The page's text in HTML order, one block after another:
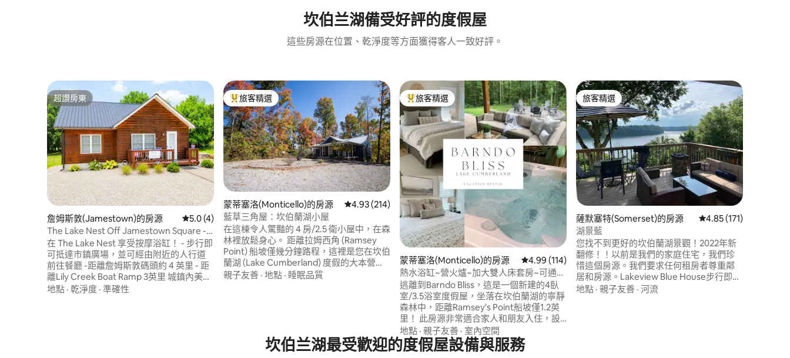
坎伯兰湖備受好評的度假屋
這些房源在位置、乾淨度等方面獲得客人一致好評。
超讚房東
超讚房東
詹姆斯敦(Jamestown)的房源 從 4 則評價中獲得 5.0 的平均評分（滿分 5 分）
5.0 (4)
The Lake Nest Off Jamestown Square -
配有按摩浴缸！
在 The Lake Nest 享受按摩浴缸！ - 步行即
可抵達市鎮廣場，並可經由附近的人行道
前往餐廳 -距離詹姆斯敦碼頭約 4 英里 - 距
離Lily Creek Boat Ramp 3英里 城鎮內美麗
的街區，靠近湖泊 - 2 間臥室，配備 3 張床
地點 · 乾淨度 · 準確性
旅客精選榜首
旅客精選
蒙蒂塞洛(Monticello)的房源 從 214 則評價中獲得 4.93 的平均評分（滿分 5 分）
4.93 (214)
藍草三角屋：坎伯蘭湖小屋
在這棟令人驚豔的 4 房/2.5 衛小屋中，在森
林裡放鬆身心。 距離拉姆西角 (Ramsey
Point) 船坡僅幾分鐘路程，這裡是您在坎伯
蘭湖 (Lake Cumberland) 度假的大本營。
可以帶船來；房源內有充足的停車位。 沒
內外一律禁止吸煙。
親子友善 · 地點 · 睡眠品質
旅客精選榜首
旅客精選
蒙蒂塞洛(Monticello)的房源 從 114 則評價中獲得 4.99 的平均評分（滿分 5 分）
4.99 (114)
熱水浴缸~營火爐~加大雙人床套房~可通往
湖畔
逃離到Barndo Bliss，這是一個新建的4臥
室/3.5浴室度假屋，坐落在坎伯蘭湖的寧靜
森林中，距離Ramsey's Point船坡僅1.2英
里！ 此房源非常適合家人和朋友入住，設
有兩間豪華的特大套房。 沒有船？無問
題！ 附近的海狸溪碼頭提供租賃服務。 在
大自然包圍的大火坑旁享受夜晚，非常適
地點 · 親子友善 · 室內空間
旅客精選
旅客精選
薩默塞特(Somerset)的房源 從 171 則評價中獲得
4.85 (171)
湖景藍
您找不到更好的坎伯蘭湖景觀！2022年新
翻修！！以前是我們的家庭住宅，我們珍
惜這個房源。我們要求任何租房者尊重鄰
居和房源。Lakeview Blue House步行即可
抵達坎伯蘭湖、幾間餐廳、加油站和一家
地點 · 親子友善 · 河流
坎伯兰湖最受歡迎的度假屋設備與服務